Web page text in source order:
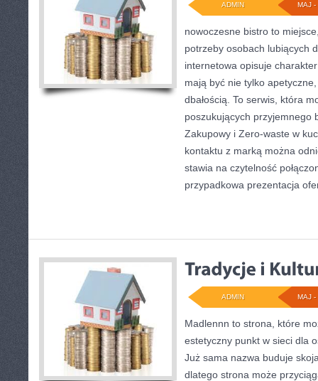
MAJ -
ADMIN
nowoczesne bistro to
potrzeby osobach lubiących
internetowa opisuje
mają być nie tylko
dbałością. To serwis, która
poszukujących przyjemnego
Zakupowy i Zero-waste w
kontaktu z marką można
stawia na czytelność
przypadkowa prezentacja
MAJ -
ADMIN
Madlennn to strona, które
estetyczny punkt w sieci dla
Już sama nazwa buduje
dlatego strona może